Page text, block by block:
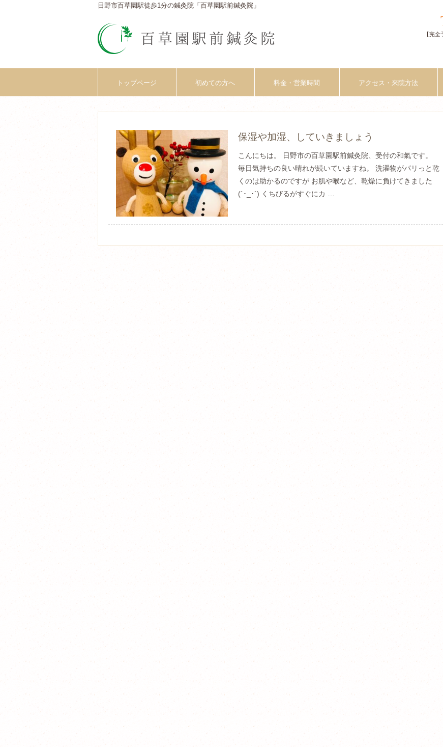
日野市百草園駅徒歩1分の鍼灸院「百草園駅前鍼灸院」
【完
トップページ 初めての方へ 料金・営業時間 アクセス・来院方法
保湿や加湿、していきましょう
こんにちは。 日野市の百草園駅前鍼灸院、受付の和氣です。
毎日気持ちの良い晴れが続いていますね。 洗濯物がパリっと乾
くのは助かるのですが お肌や喉など、乾燥に負けてきました
(´･_･`) くちびるがすぐにカ …